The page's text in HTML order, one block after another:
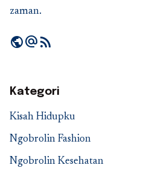
zaman.
publicalternate_emailrss_feed
Kategori
Kisah Hidupku
Ngobrolin Fashion
Ngobrolin Kesehatan